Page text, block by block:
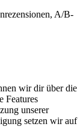
A/B-
wir dir über die
Features
unserer
setzen wir auf